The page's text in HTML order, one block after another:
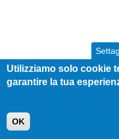
Utilizziamo solo cookie
garantire la tua
OK